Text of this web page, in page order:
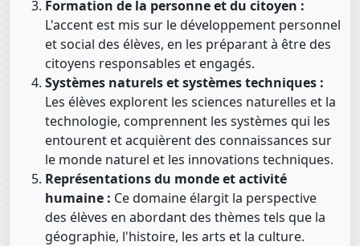
Formation de la personne et du citoyen :
L'accent est mis sur le développement personnel
et social des élèves, en les préparant à être des
citoyens responsables et engagés.
Systèmes naturels et systèmes techniques :
Les élèves explorent les sciences naturelles et la
technologie, comprennent les systèmes qui les
entourent et acquièrent des connaissances sur
le monde naturel et les innovations techniques.
Représentations du monde et activité
humaine : Ce domaine élargit la perspective
des élèves en abordant des thèmes tels que la
géographie, l'histoire, les arts et la culture.